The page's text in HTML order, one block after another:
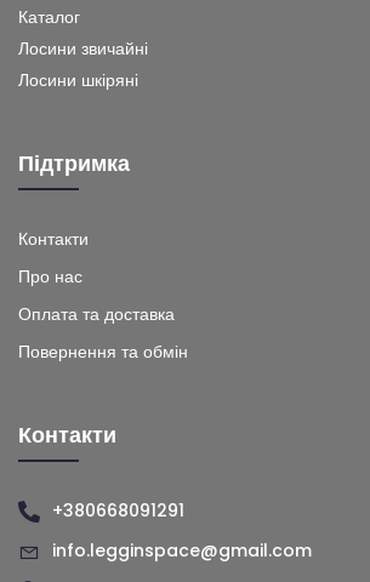
Каталог
Лосини звичайні
Лосини шкіряні
Підтримка
Контакти
Про нас
Оплата та доставка
Повернення та обмін
Контакти
+380668091291
info.legginspace@gmail.com